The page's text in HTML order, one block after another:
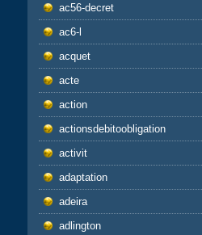
ac56-decret
ac6-l
acquet
acte
action
actionsdebitoobligation
activit
adaptation
adeira
adlington